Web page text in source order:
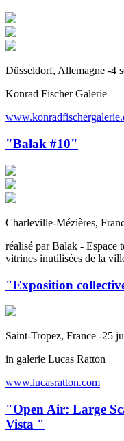
Düsseldorf, Allemagne -4
Konrad Fischer Galerie
"Balak #10"
Charleville-Mézières,
réalisé par Balak - Espace
vitrines inutilisées de la
"Exposition
Saint-Tropez, France -25
in galerie Lucas Ratton
www.lucasratton.com
"Open Air: Large
Vista "